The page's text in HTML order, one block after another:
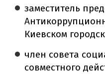
заместитель
Киевском
член совета
совместного